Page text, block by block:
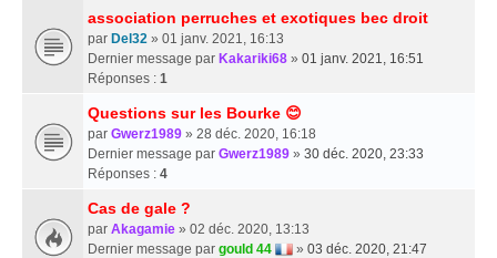
association perruches et exotiques bec droit
par Del32 » 01 janv. 2021, 16:13
Dernier message par Kakariki68 » 01 janv. 2021, 16:51
Réponses : 1
Questions sur les Bourke 😊
par Gwerz1989 » 28 déc. 2020, 16:18
Dernier message par Gwerz1989 » 30 déc. 2020, 23:33
Réponses : 4
Cas de gale ?
par Akagamie » 02 déc. 2020, 13:13
Dernier message par gould 44 » 03 déc. 2020, 21:47